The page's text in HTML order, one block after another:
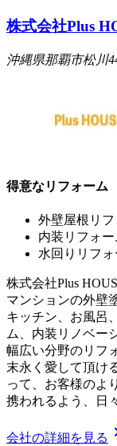
株式会社Plus
沖縄県那覇市松川
得意なリフォーム
外壁屋根リフ
内装リフォー
水回りリフォ
株式会社Plus
マンションの外壁
キッチン、お風呂
ム、内装リノベー
幅広い分野のリフ
末永く愛して頂け
って、お客様のよ
携われるよう、日
会社の詳細を見る